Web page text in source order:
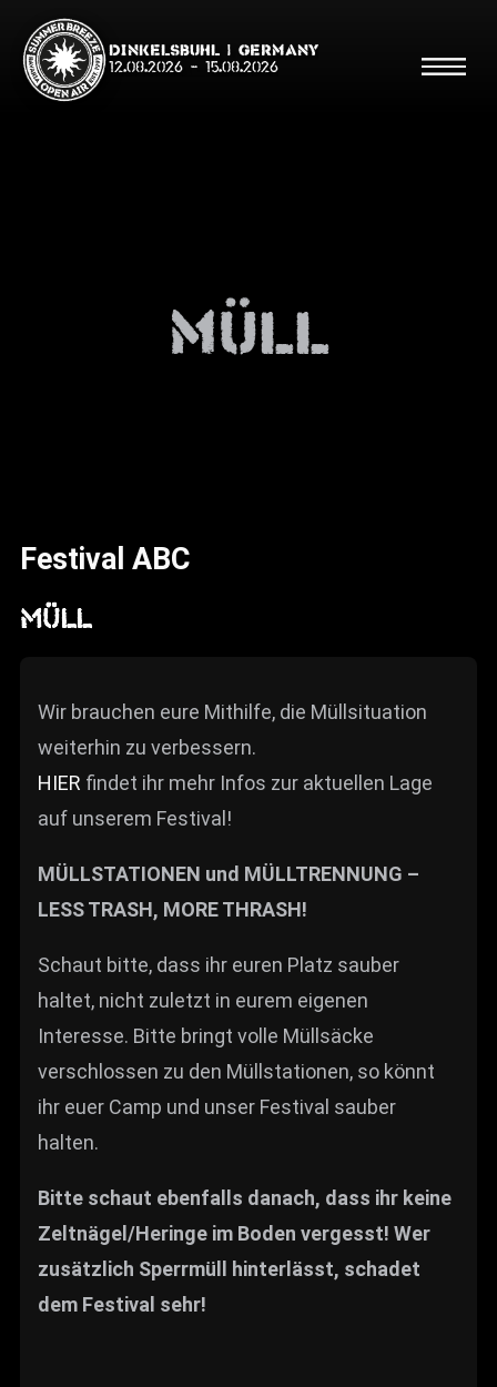
Dinkelsbühl | Germany
12.08.2026 - 15.08.2026
Info
Media
Kontakt
BARRIEREFREIHEIT
ONLINE
Rückblicke
Galerien
müll
Festival ABC
MÜLL
Wir brauchen eure Mithilfe, die Müllsituation
weiterhin zu verbessern.
HIER findet ihr mehr Infos zur aktuellen Lage
auf unserem Festival!
MÜLLSTATIONEN und MÜLLTRENNUNG –
LESS TRASH, MORE THRASH!
Schaut bitte, dass ihr euren Platz sauber
haltet, nicht zuletzt in eurem eigenen
Interesse. Bitte bringt volle Müllsäcke
verschlossen zu den Müllstationen, so könnt
ihr euer Camp und unser Festival sauber
halten.
Bitte schaut ebenfalls danach, dass ihr keine
Zeltnägel/Heringe im Boden vergesst! Wer
zusätzlich Sperrmüll hinterlässt, schadet
dem Festival sehr!